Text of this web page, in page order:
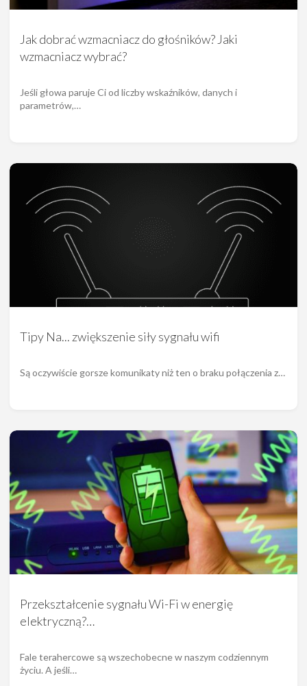
Jak dobrać wzmacniacz do głośników? Jaki
wzmacniacz wybrać?
Jeśli głowa paruje Ci od liczby wskaźników, danych i
parametrów,…
Tipy Na... zwiększenie siły sygnału wifi
Są oczywiście gorsze komunikaty niż ten o braku połączenia z…
Przekształcenie sygnału Wi-Fi w energię
elektryczną?…
Fale terahercowe są wszechobecne w naszym codziennym
życiu. A jeśli…